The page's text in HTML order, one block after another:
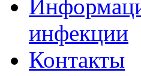
инфекции
Контакты